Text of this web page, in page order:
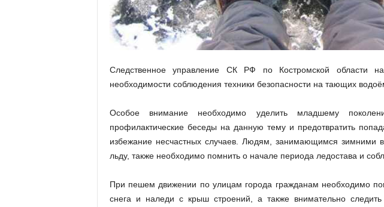
Следственное управление СК РФ по Костромской области
необходимости соблюдения техники безопасности на тающих
Особое внимание необходимо уделить младшему
профилактические беседы на данную тему и предотвратить
избежание несчастных случаев. Людям, занимающимся зимними
льду, также необходимо помнить о начале периода ледостава и
При пешем движении по улицам города гражданам необходимо
снега и наледи с крыш строений, а также внимательно